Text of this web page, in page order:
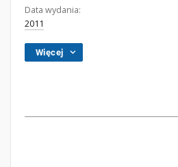
Data wydania:
2011
Więcej